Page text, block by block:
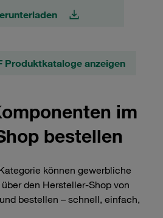
Produktkataloge anzeigen
im
bestellen
können gewerbliche
den Hersteller-Shop von
bestellen – schnell, einfach,